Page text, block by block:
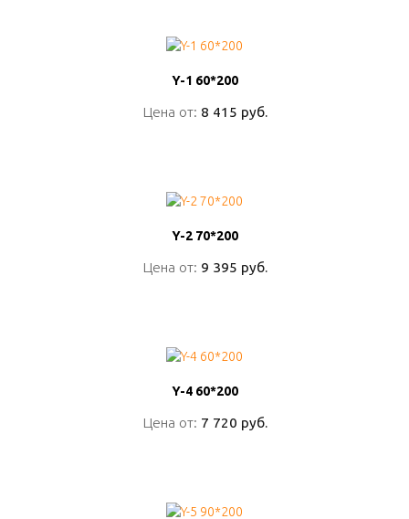
Y-1 60*200
Цена от: 8 415 руб.
Y-1 60*200
Цена от: 8 415 руб.
Y-2 70*200
Цена от: 9 395 руб.
Y-2 70*200
Цена от: 9 395 руб.
Y-4 60*200
Цена от: 7 720 руб.
Y-4 60*200
Цена от: 7 720 руб.